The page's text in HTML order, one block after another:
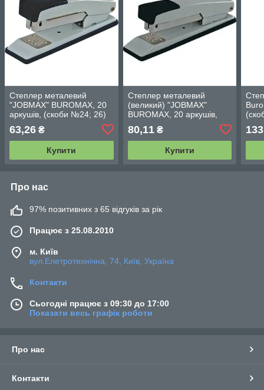
Степлер металевий
"JOBMAX" BUROMAX, 20
аркушів, (скоби №24; 26)
63,26 ₴
Купити
Степлер металевий
(великий) "JOBMAX"
BUROMAX, 20 аркушів,
80,11₴
Купити
Про нас
97% позитивних з 65 відгуків за рік
Працює з 25.08.2010
м. Київ
вул.Елетротехнічна, 74, Київ, Україна
Контакти
Сьогодні працює з 09:30 до 17:00
Показати весь графік роботи
Про нас
Контакти